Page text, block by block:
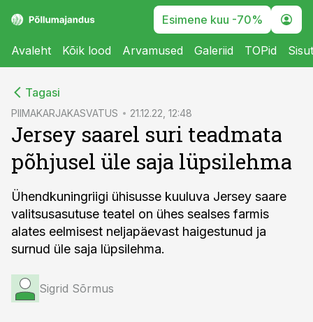
Esimene kuu -70%
Avaleht Kõik lood Arvamused Galeriid TOPid
Tagasi
PIIMAKARJAKASVATUS 21.12.22, 12:48
Jersey saarel suri teadmata
põhjusel üle saja lüpsilehma
Ühendkuningriigi ühisusse kuuluva Jersey saare
valitsusasutuse teatel on ühes sealses farmis
alates eelmisest neljapäevast haigestunud ja
surnud üle saja lüpsilehma.
Sigrid Sõrmus